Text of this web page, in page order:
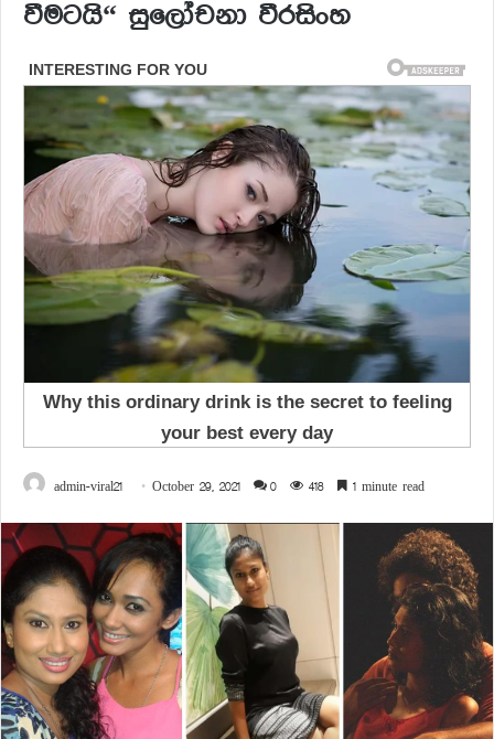
වීමටයි“ සුලෝචනා වීරසිංහ
admin-viral21 October 29, 2021 0 418 1 minute read